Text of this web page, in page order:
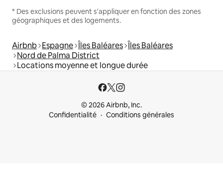
* Des exclusions peuvent s'appliquer en fonction des zones
géographiques et des logements.
Airbnb Espagne Îles Baléares Îles Baléares
Nord de Palma District
Locations moyenne et longue durée
© 2026 Airbnb, Inc.
Confidentialité
Conditions générales